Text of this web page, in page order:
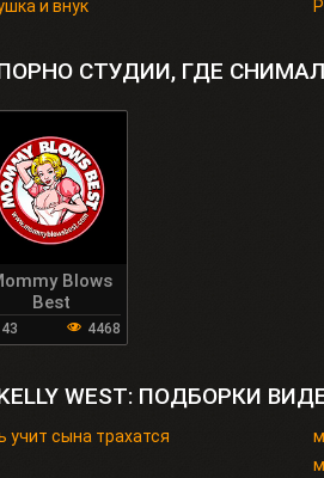
и внук
СТУДИИ, ГДЕ
Blows
Best
43 4468
WEST: ПОДБОРКИ
учит сына трахатся